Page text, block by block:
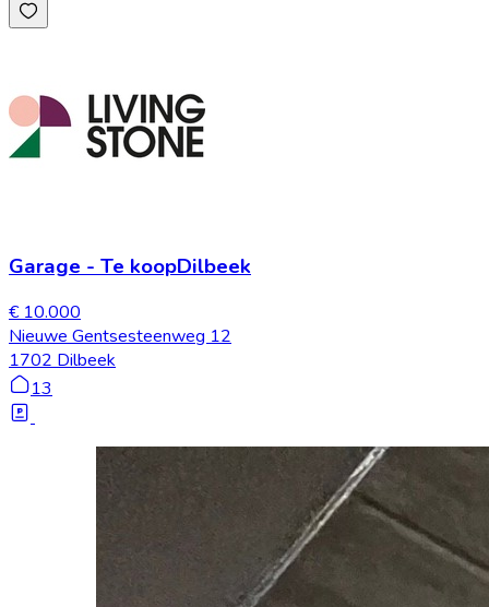
Garage - Te koopDilbeek
€ 10.000
Nieuwe Gentsesteenweg 12
1702 Dilbeek
13